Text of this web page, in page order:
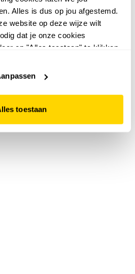
Alles is dus op jou afgestemd.
website op deze wijze wilt
dat je onze cookies
op "Alles toestaan" te klikken.
toestaan